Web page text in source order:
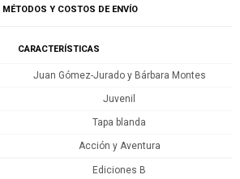
MÉTODOS Y COSTOS DE ENVÍO
CARACTERÍSTICAS
Juan Gómez-Jurado y Bárbara Montes
Juvenil
Tapa blanda
Acción y Aventura
Ediciones B